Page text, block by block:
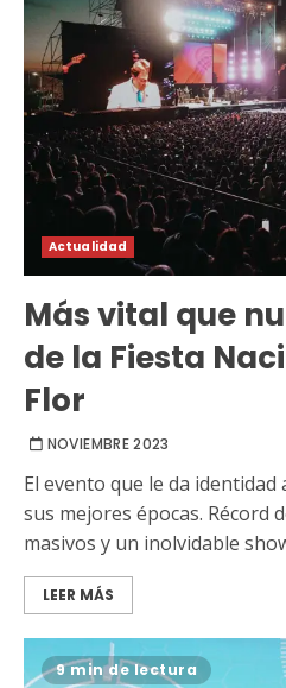
Actualidad
Más vital que
de la Fiesta
Flor
NOVIEMBRE 2023
El evento que le da
sus mejores épocas. Récord
masivos y un inolvidable
LEER MÁS
9 min de lectura